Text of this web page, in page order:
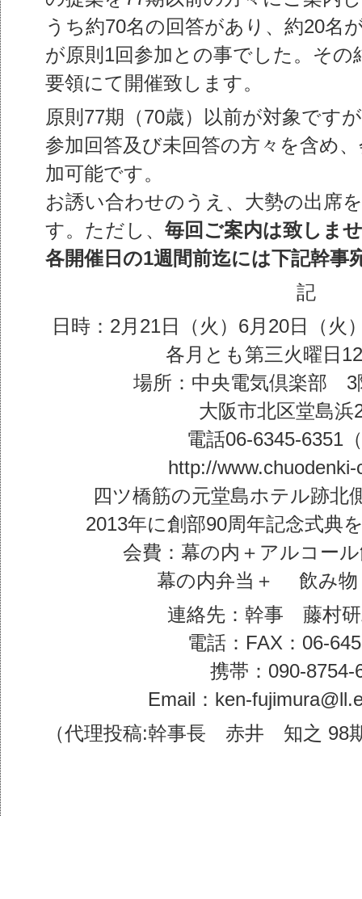
うち約70名の回答があり、約20名
が原則1回参加との事でした。その
要領にて開催致します。
原則77期（70歳）以前が対象です
参加回答及び未回答の方々を含め
加可能です。
お誘い合わせのうえ、大勢の出席
す。ただし、 毎回ご案内は致しま
各開催日の1週間前迄には下記幹事
記
日時：2月21日（火）6月20日（火
各月とも第三火曜日
場所：中央電気倶楽部
大阪市北区堂島浜
電話06-6345-6351
http://www.chuodenki-
四ツ橋筋の元堂島ホテル跡北
2013年に創部90周年記念式典
会費：幕の内＋アルコー
幕の内弁当＋ 飲み
連絡先：幹事 藤村研
電話：FAX：06-
携帯：090-8754-
Email：ken-
（代理投稿:幹事長 赤井 知之 98